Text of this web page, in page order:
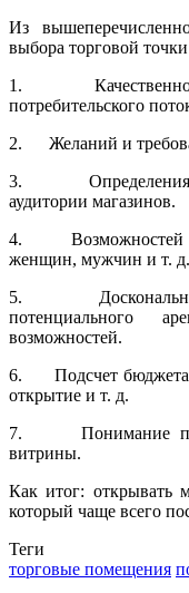
Из
выбора торговой
1. Качественного
потребительского
2. Желаний и
3. Определения
аудитории магазинов.
4. Возможностей
женщин, мужчин и т.
5. Доскональное
потенциального
возможностей.
6. Подсчет бюджета:
открытие и т. д.
7. Понимание
витрины.
Как итог: открывать
который чаще всего
Теги
торговые помещения